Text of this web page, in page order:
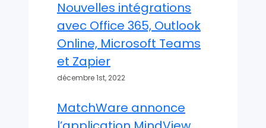
Nouvelles intégrations
avec Office 365, Outlook
Online, Microsoft Teams
et Zapier
décembre 1st, 2022
MatchWare annonce